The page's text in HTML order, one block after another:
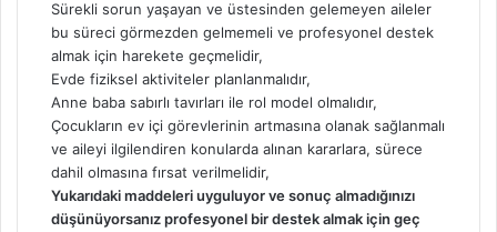
Sürekli sorun yaşayan ve üstesinden gelemeyen aileler
bu süreci görmezden gelmemeli ve profesyonel destek
almak için harekete geçmelidir,
Evde fiziksel aktiviteler planlanmalıdır,
Anne baba sabırlı tavırları ile rol model olmalıdır,
Çocukların ev içi görevlerinin artmasına olanak sağlanmalı
ve aileyi ilgilendiren konularda alınan kararlara, sürece
dahil olmasına fırsat verilmelidir,
Yukarıdaki maddeleri uyguluyor ve sonuç almadığınızı
düşünüyorsanız profesyonel bir destek almak için geç